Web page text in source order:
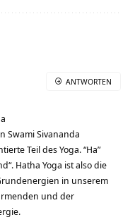
Swami Sivananda
Teil des Yoga. “Ha”
Hatha Yoga ist also die
in unserem
und der
ANTWORTEN